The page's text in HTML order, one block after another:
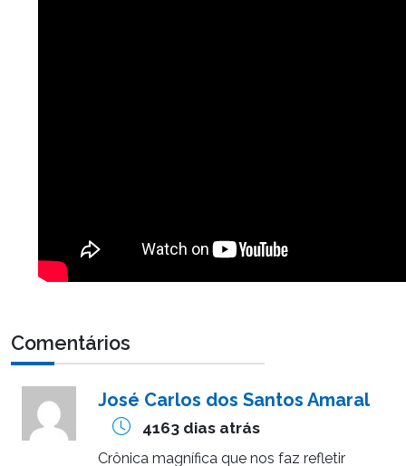
Comentários
José Carlos dos Santos Amaral
4163 dias atrás
Crônica magnífica que nos faz refletir